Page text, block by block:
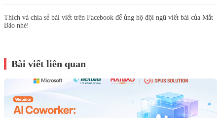
Thích và chia sẻ bài viết trên Facebook để ủng hộ đội ngũ viết bài của Mắt
Bão nhé!
Bài viết liên quan